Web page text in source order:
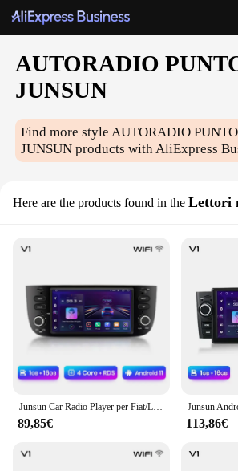
AUTORADIO
JUNSUN
Find more styleAUTORADIO
JUNSUN products with AliExpress
Here are the products found in the Lettori
Junsun Car Radio Player per Fiat/Linea/Punto evo 2012-2015 Multimedia navigazione GPS autoradio Android 11 Carplay DAB + supporto
89,85€ 113,86€